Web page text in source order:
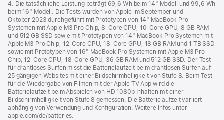
4. Die tatsächliche Leistung beträgt 69,6 Wh beim 14" Modell und 99,6 Wh
beim 16" Modell. Die Tests wurden von Apple im September und
Oktober 2023 durchgeführt mit Prototypen von 14" MacBook Pro
Systemen mit Apple M3 Pro Chip, 8‑Core CPU, 10‑Core GPU, 8 GB RAM
und 512 GB SSD sowie mit Prototypen von 14" MacBook Pro Systemen mit
Apple M3 Pro Chip, 12‑Core CPU, 18‑Core GPU, 18 GB RAM und 1 TB SSD
sowie mit Prototypen von 16" MacBook Pro Systemen mit Apple M3 Pro
Chip, 12‑Core CPU, 18‑Core GPU, 36 GB RAM und 512 GB SSD. Der Test
für drahtloses Surfen misst die Batterielaufzeit beim drahtlosen Surfen auf
25 gängigen Websites mit einer Bildschirmhelligkeit von Stufe 8. Beim Test
für die Wiedergabe von Filmen mit der Apple TV App wird die
Batterielaufzeit beim Abspielen von HD 1080p Inhalten mit einer
Bildschirmhelligkeit von Stufe 8 gemessen. Die Batterielaufzeit variiert
abhängig von Verwendung und Konfiguration. Weitere Infos unter
apple.com/de/batteries.